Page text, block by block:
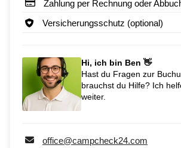
Zahlung per Rechnung oder
Versicherungsschutz (optional)
Hi, ich bin Ben 👋
Hast du Fragen zur
brauchst du Hilfe? Ich
weiter.
office@campcheck24.com